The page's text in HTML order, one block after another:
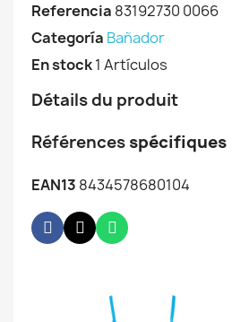
Referencia 83192730 0066
Categoría Bañador
En stock1 Artículos
Détails du produit
Références spécifiques
EAN13 8434578680104